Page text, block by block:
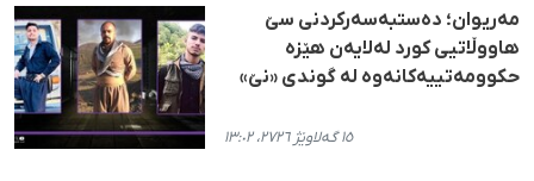
مەریوان؛ دەستبەسەرکردنی سێ
هاووڵاتیی کورد لەلایەن هێزە
حکوومەتییەکانەوە لە گوندی «نێ»
١٥ گەلاوێژ ٢٧٢٦، ١٣:٠٢